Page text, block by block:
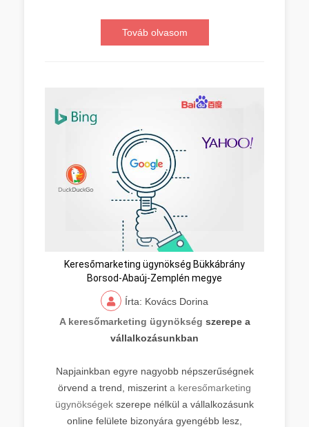
Továb olvasom
Keresőmarketing ügynökség Bükkábrány
Borsod-Abaúj-Zemplén megye
Írta: Kovács Dorina
A keresőmarketing ügynökség szerepe a
vállalkozásunkban
Napjainkban egyre nagyobb népszerűségnek
örvend a trend, miszerint a keresőmarketing
ügynökségek szerepe nélkül a vállalkozásunk
online felülete bizonyára gyengébb lesz,